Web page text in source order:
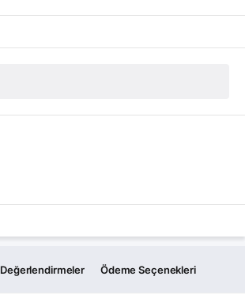
Değerlendirmeler Ödeme Seçenekleri